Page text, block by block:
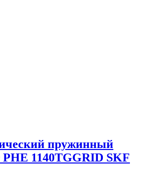
пружинный
PHE 1140TGGRID SKF